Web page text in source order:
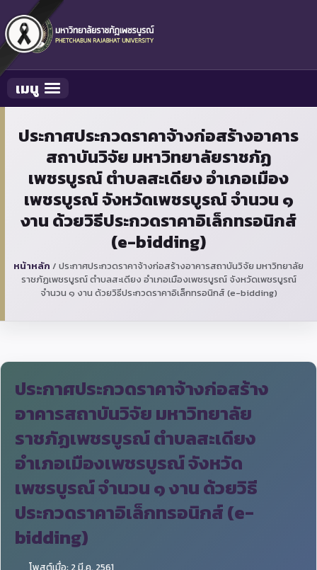
Toggle navigation
เมนู
ประกาศประกวดราคาจ้างก่อสร้างอาคาร
สถาบันวิจัย มหาวิทยาลัยราชภัฏ
เพชรบูรณ์ ตำบลสะเดียง อำเภอเมือง
เพชรบูรณ์ จังหวัดเพชรบูรณ์ จำนวน ๑
งาน ด้วยวิธีประกวดราคาอิเล็กทรอนิกส์
(e-bidding)
หน้าหลัก / ประกาศประกวดราคาจ้างก่อสร้างอาคารสถาบันวิจัย มหาวิทยาลัย
ราชภัฏเพชรบูรณ์ ตำบลสะเดียง อำเภอเมืองเพชรบูรณ์ จังหวัดเพชรบูรณ์
จำนวน ๑ งาน ด้วยวิธีประกวดราคาอิเล็กทรอนิกส์ (e-bidding)
ประกาศประกวดราคาจ้างก่อสร้าง
อาคารสถาบันวิจัย มหาวิทยาลัย
ราชภัฏเพชรบูรณ์ ตำบลสะเดียง
อำเภอเมืองเพชรบูรณ์ จังหวัด
เพชรบูรณ์ จำนวน ๑ งาน ด้วยวิธี
ประกวดราคาอิเล็กทรอนิกส์ (e-
bidding)
โพสต์เมื่อ: 2 มี.ค. 2561